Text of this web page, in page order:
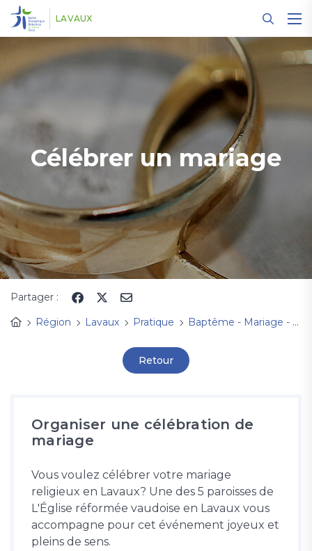
LAVAUX
Célébrer un mariage
Partager :
Région
Lavaux Pratique Baptême - Mariage - Enterrement
Retour
Organiser une célébration de
mariage
Vous voulez célébrer votre mariage
religieux en Lavaux? Une des 5 paroisses de
L'Église réformée vaudoise en Lavaux vous
accompagne pour cet événement joyeux et
pleins de sens.
Panneau de gestion des cookies